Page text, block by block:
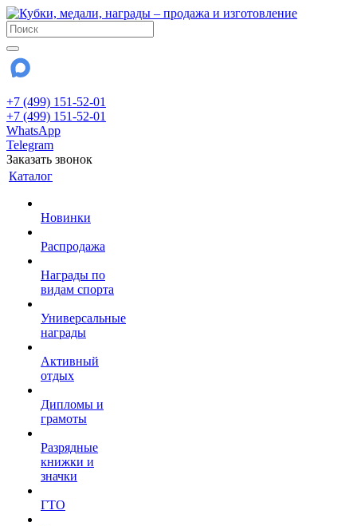
+7 (499) 151-52-01
+7 (499) 151-52-01
WhatsApp
Telegram
Заказать звонок
Каталог
Новинки
Распродажа
Награды по
видам спорта
Универсальные
награды
Активный
отдых
Дипломы и
грамоты
Разрядные
книжки и
значки
ГТО